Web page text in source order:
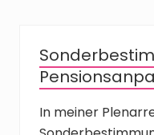
In meiner